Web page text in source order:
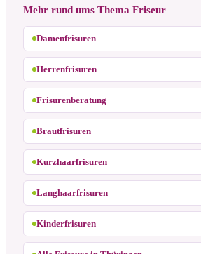
Mehr rund ums Thema Friseur
Damenfrisuren
Herrenfrisuren
Frisurenberatung
Brautfrisuren
Kurzhaarfrisuren
Langhaarfrisuren
Kinderfrisuren